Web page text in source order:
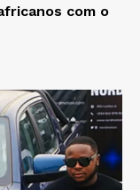
com o